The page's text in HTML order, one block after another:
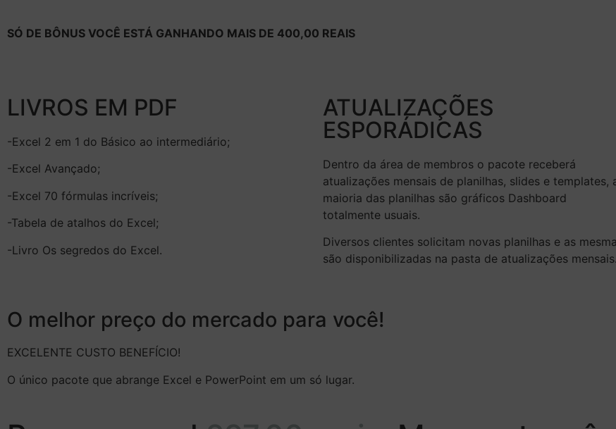
SÓ DE BÔNUS VOCÊ ESTÁ GANHANDO MAIS DE 400,00 REAIS
LIVROS EM PDF
-Excel 2 em 1 do Básico ao intermediário;
-Excel Avançado;
-Excel 70 fórmulas incríveis;
-Tabela de atalhos do Excel;
-Livro Os segredos do Excel.
ATUALIZAÇÕES
ESPORÁDICAS
Dentro da área de membros o pacote receberá
atualizações mensais de planilhas, slides e templates,
maioria das planilhas são gráficos Dashboard
totalmente usuais.
Diversos clientes solicitam novas planilhas e as
são disponibilizadas na pasta de atualizações mensais.
O melhor preço do mercado para você!
EXCELENTE CUSTO BENEFÍCIO!
O único pacote que abrange Excel e PowerPoint em um só lugar.